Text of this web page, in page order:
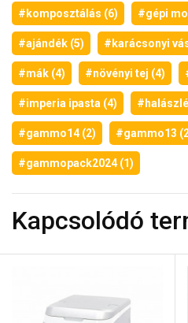
#komposztálás (6) #gépi
#ajándék (5) #karácsonyi
#mák (4) #növényi tej (4)
#imperia ipasta (4)
#gammo14 (2) #gammo13
#gammopack2024 (1)
Kapcsolódó